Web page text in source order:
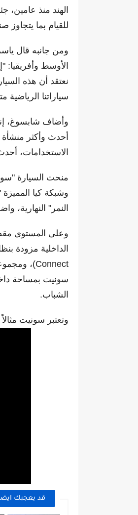
الهند منذ عامين،
للقيام بما يتجاوز
ومن جانبه قال
الأوسط وأفريقيا:
نعتقد أن هذه
سياراتنا الرياضية
وأضاف شابسوغ،
أحدث وأكثر منشأة
الاستخدامات،
منحت السيارة
وشبكة كيا
النمر" النهارية،
وعلى المستوى
سونيت بمساحة
الشباب.
وتعتبر سونيت
قد يعجبك